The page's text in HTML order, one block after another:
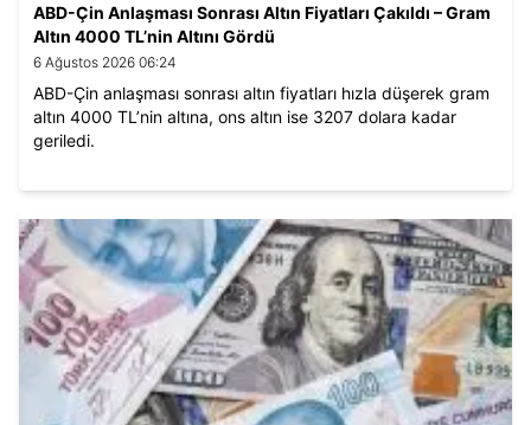
ABD-Çin Anlaşması Sonrası Altın Fiyatları Çakıldı – Gram
Altın 4000 TL’nin Altını Gördü
6 Ağustos 2026 06:24
ABD-Çin anlaşması sonrası altın fiyatları hızla düşerek gram
altın 4000 TL’nin altına, ons altın ise 3207 dolara kadar
geriledi.